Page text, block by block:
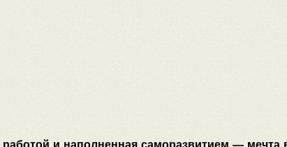
и наполненная саморазвитием —